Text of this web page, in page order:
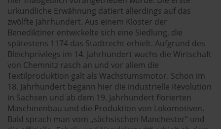
urkundliche Erwähnung datiert allerdings auf das
zwölfte Jahrhundert. Aus einem Kloster der
Benediktiner entwickelte sich eine Siedlung, die
spätestens 1174 das Stadtrecht erhielt. Aufgrund des
Bleichprivilegs im 14. Jahrhundert wuchs die Wirtschaft
von Chemnitz rasch an und vor allem die
Textilproduktion galt als Wachstumsmotor. Schon im
18. Jahrhundert begann hier die industrielle Revolution
in Sachsen und ab dem 19. Jahrhundert florierten
Maschinenbau und die Produktion von Lokomotiven.
Bald sprach man vom „sächsischen Manchester“ und